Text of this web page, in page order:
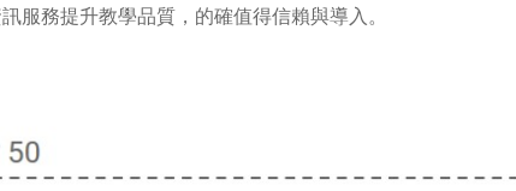
服務提升教學品質，的確值得信賴與導入。